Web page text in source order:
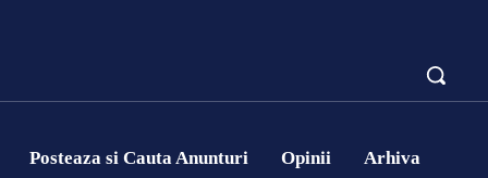
Posteaza si Cauta Anunturi Opinii Arhiva